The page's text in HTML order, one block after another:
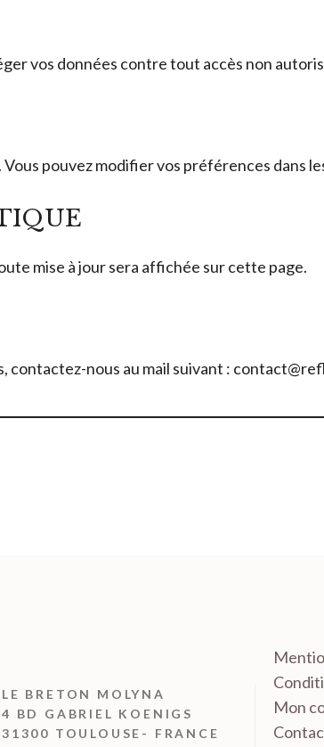
vos données contre tout accès non
pouvez modifier vos préférences dans
mise à jour sera affichée sur cette page.
contactez-nous au mail suivant :
LE BRETON MOLYNA
4 BD GABRIEL KOENIGS
31300 TOULOUSE- FRANCE
Mon